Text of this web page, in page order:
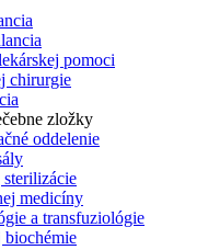
pomoci
chirurgie
zložky
oddelenie
medicíny
a transfuziológie